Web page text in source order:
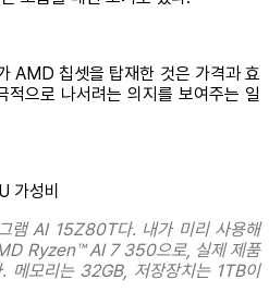
AMD 칩셋을 탑재한 것은 가격과 효
으로 나서려는 의지를 보여주는 일
램 AI 15Z80T다. 내가 미리 사용해
Ryzen™ AI 7 350으로, 실제 제품
메모리는 32GB, 저장장치는 1TB이